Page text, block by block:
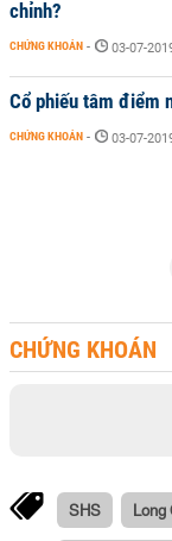
chỉnh?
CHỨNG KHOÁN - 03-07-
Cổ phiếu tâm điểm
CHỨNG KHOÁN - 03-07-
CHỨNG KHOÁN
SHS Long